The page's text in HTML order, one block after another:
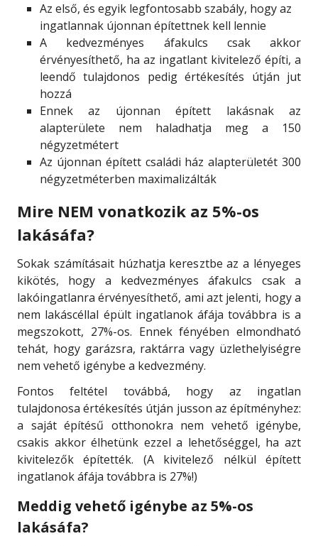
Az első, és egyik legfontosabb szabály, hogy az
ingatlannak újonnan építettnek kell lennie
A kedvezményes áfakulcs csak akkor
érvényesíthető, ha az ingatlant kivitelező építi, a
leendő tulajdonos pedig értékesítés útján jut
hozzá
Ennek az újonnan épített lakásnak az
alapterülete nem haladhatja meg a 150
négyzetmétert
Az újonnan épített családi ház alapterületét 300
négyzetméterben maximalizálták
Mire NEM vonatkozik az 5%-os
lakásáfa?
Sokak számításait húzhatja keresztbe az a lényeges
kikötés, hogy a kedvezményes áfakulcs csak a
lakóingatlanra érvényesíthető, ami azt jelenti, hogy a
nem lakáscéllal épült ingatlanok áfája továbbra is a
megszokott, 27%-os. Ennek fényében elmondható
tehát, hogy garázsra, raktárra vagy üzlethelyiségre
nem vehető igénybe a kedvezmény.
Fontos feltétel továbbá, hogy az ingatlan
tulajdonosa értékesítés útján jusson az építményhez:
a saját építésű otthonokra nem vehető igénybe,
csakis akkor élhetünk ezzel a lehetőséggel, ha azt
kivitelezők építették. (A kivitelező nélkül épített
ingatlanok áfája továbbra is 27%!)
Meddig vehető igénybe az 5%-os
lakásáfa?